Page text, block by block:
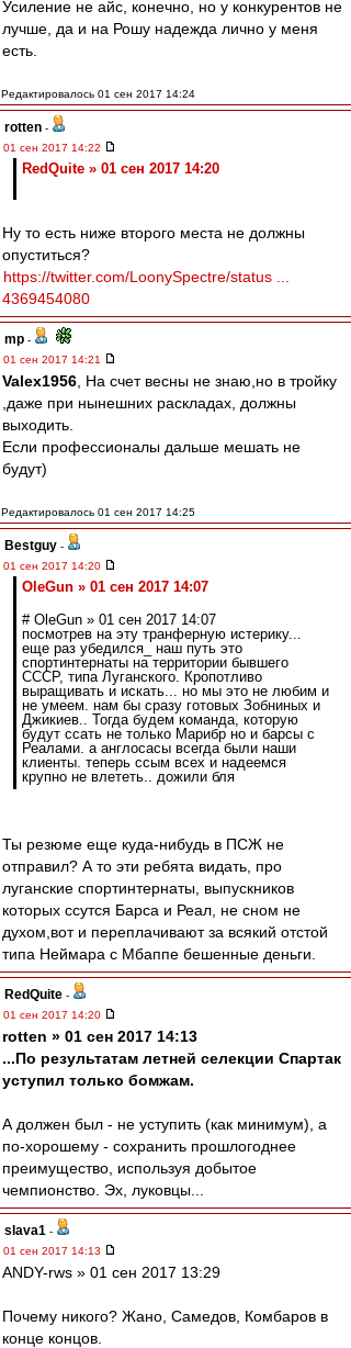
Усиление не айс, конечно, но у конкурентов не
лучше, да и на Рошу надежда лично у меня
есть.
Редактировалось 01 сен 2017 14:24
rotten -
01 сен 2017 14:22
RedQuite » 01 сен 2017 14:20
Ну то есть ниже второго места не должны
опуститься?
https://twitter.com/LoonySpectre/status ...
4369454080
mp -
01 сен 2017 14:21
Valex1956 , На счет весны не знаю,но в тройку
,даже при нынешних раскладах, должны
выходить.
Если профессионалы дальше мешать не
будут)
Редактировалось 01 сен 2017 14:25
Bestguy -
01 сен 2017 14:20
OleGun » 01 сен 2017 14:07
# OleGun » 01 сен 2017 14:07
посмотрев на эту транферную истерику...
еще раз убедился_ наш путь это
спортинтернаты на территории бывшего
СССР, типа Луганского. Кропотливо
выращивать и искать... но мы это не любим и
не умеем. нам бы сразу готовых Зобниных и
Джикиев.. Тогда будем команда, которую
будут ссать не только Марибр но и барсы с
Реалами. а англосасы всегда были наши
клиенты. теперь ссым всех и надеемся
крупно не влететь.. дожили бля
Ты резюме еще куда-нибудь в ПСЖ не
отправил? А то эти ребята видать, про
луганские спортинтернаты, выпускников
которых ссутся Барса и Реал, не сном не
духом,вот и переплачивают за всякий отстой
типа Неймара с Мбаппе бешенные деньги.
RedQuite -
01 сен 2017 14:20
rotten » 01 сен 2017 14:13
...По результатам летней селекции Спартак
уступил только бомжам.
А должен был - не уступить (как минимум), а
по-хорошему - сохранить прошлогоднее
преимущество, используя добытое
чемпионство. Эх, луковцы...
slava1 -
01 сен 2017 14:13
ANDY-rws » 01 сен 2017 13:29
Почему никого? Жано, Самедов, Комбаров в
конце концов.